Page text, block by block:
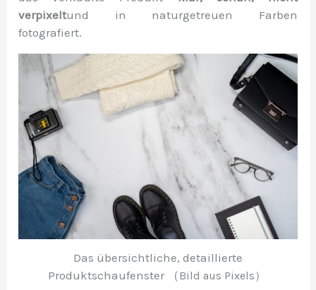
verpixeltund in naturgetreuen Farben
fotografiert.
Das übersichtliche, detaillierte
Produktschaufenster （ Bild aus Pixels）